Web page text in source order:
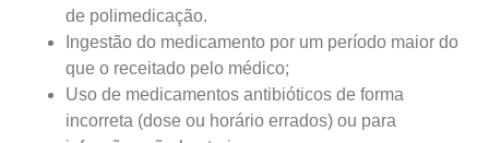
de polimedicação.
Ingestão do medicamento por um período maior do
que o receitado pelo médico;
Uso de medicamentos antibióticos de forma
incorreta (dose ou horário errados) ou para